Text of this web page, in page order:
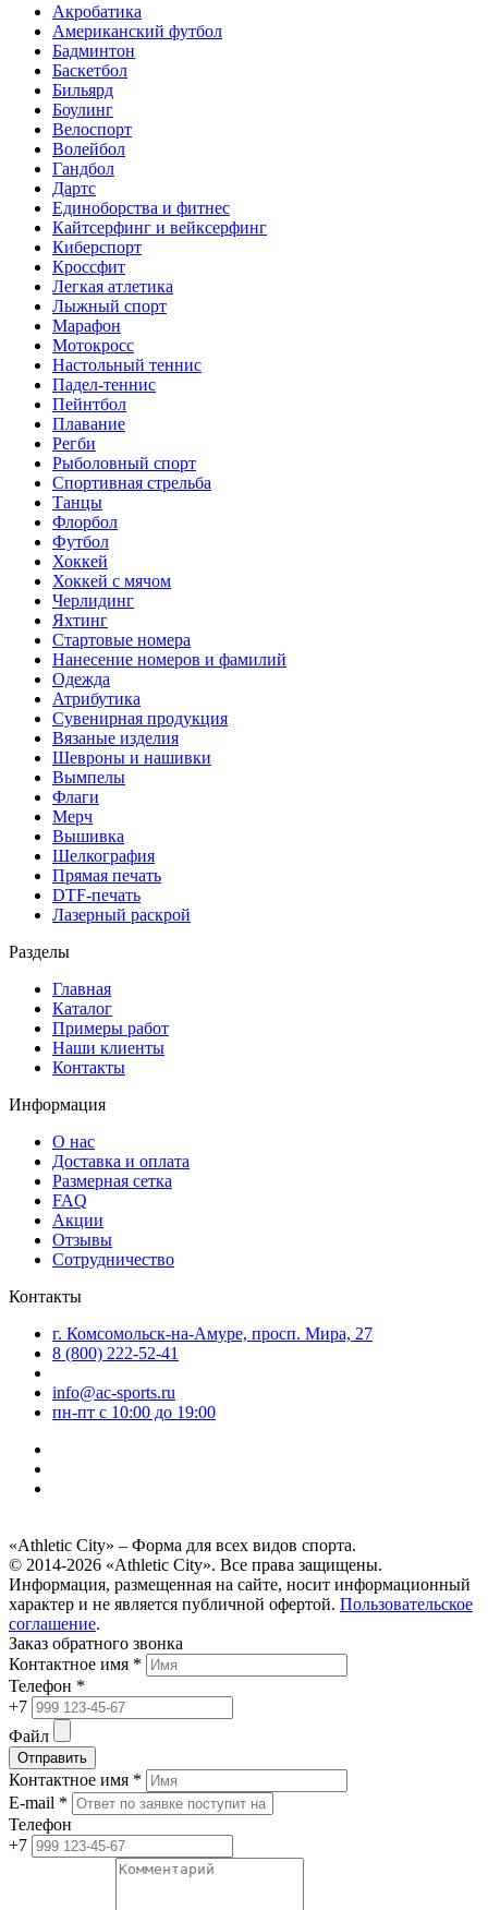
Акробатика
Американский футбол
Бадминтон
Баскетбол
Бильярд
Боулинг
Велоспорт
Волейбол
Гандбол
Дартс
Единоборства и фитнес
Кайтсерфинг и вейксерфинг
Киберспорт
Кроссфит
Легкая атлетика
Лыжный спорт
Марафон
Мотокросс
Настольный теннис
Падел-теннис
Пейнтбол
Плавание
Регби
Рыболовный спорт
Спортивная стрельба
Танцы
Флорбол
Футбол
Хоккей
Хоккей с мячом
Черлидинг
Яхтинг
Стартовые номера
Нанесение номеров и фамилий
Одежда
Атрибутика
Сувенирная продукция
Вязаные изделия
Шевроны и нашивки
Вымпелы
Флаги
Мерч
Вышивка
Шелкография
Прямая печать
DTF-печать
Лазерный раскрой
Разделы
Главная
Каталог
Примеры работ
Наши клиенты
Контакты
Информация
О нас
Доставка и оплата
Размерная сетка
FAQ
Акции
Отзывы
Сотрудничество
Контакты
г. Комсомольск-на-Амуре, просп. Мира, 27
8 (800) 222-52-41
info@ac-sports.ru
пн-пт c 10:00 до 19:00
«Athletic City» – Форма для всех видов спорта.
© 2014-2026 «Athletic City». Все права защищены.
Информация, размещенная на сайте, носит информационный
характер и не является публичной офертой. Пользовательское
соглашение.
Заказ обратного звонка
Контактное имя *
Телефон *
+7
Файл
Отправить
Контактное имя *
E-mail *
Телефон
+7